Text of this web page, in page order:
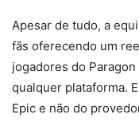
Apesar de tudo, a
fãs oferecendo um
jogadores do
qualquer plataforma.
Epic e não do